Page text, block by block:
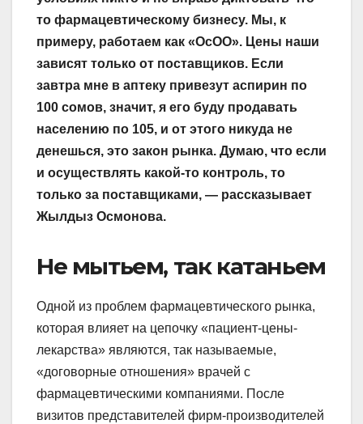
то фармацевтическому бизнесу. Мы, к
примеру, работаем как «ОсОО». Цены наши
зависят только от поставщиков. Если
завтра мне в аптеку привезут аспирин по
100 сомов, значит, я его буду продавать
населению по 105, и от этого никуда не
денешься, это закон рынка. Думаю, что если
и осуществлять какой-то контроль, то
только за поставщиками, — рассказывает
Жылдыз Осмонова.
Не мытьем, так катаньем
Одной из проблем фармацевтического рынка,
которая влияет на цепочку «пациент-цены-
лекарства» являются, так называемые,
«договорные отношения» врачей с
фармацевтическими компаниями. После
визитов представителей фирм-производителей